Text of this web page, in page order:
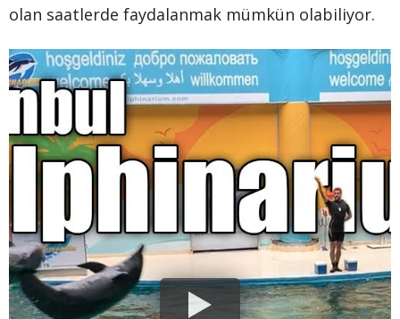
olan saatlerde faydalanmak mümkün olabiliyor.